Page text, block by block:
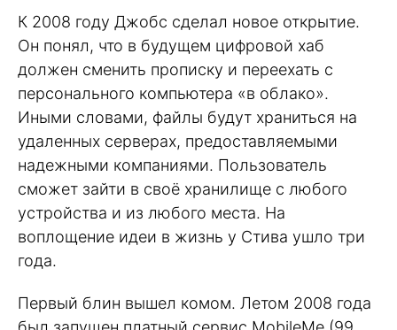
К 2008 году Джобс сделал новое открытие.
Он понял, что в будущем цифровой хаб
должен сменить прописку и переехать с
персонального компьютера «в облако».
Иными словами, файлы будут храниться на
удаленных серверах, предоставляемыми
надежными компаниями. Пользователь
сможет зайти в своё хранилище с любого
устройства и из любого места. На
воплощение идеи в жизнь у Стива ушло три
года.
Первый блин вышел комом. Летом 2008 года